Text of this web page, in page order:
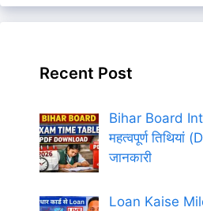
Recent Post
Bihar Board
महत्वपूर्ण तिथियां
जानकारी
Loan Kaise